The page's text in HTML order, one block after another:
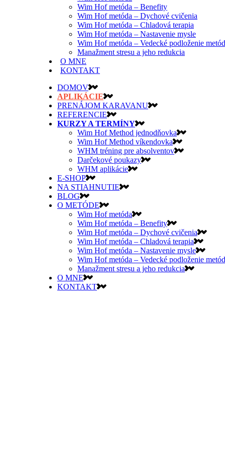
Wim Hof metóda – Benefity
Wim Hof metóda – Dychové cvičenia
Wim Hof metóda – Chladová terapia
Wim Hof metóda – Nastavenie mysle
Wim Hof metóda – Vedecké podloženie
Manažment stresu a jeho redukcia
O MNE
KONTAKT
DOMOV
APLIKÁCIE
PRENÁJOM KARAVANU
REFERENCIE
KURZY A TERMÍNY
Wim Hof Method jednodňovka
Wim Hof Method víkendovka
WHM tréning pre absolventov
Darčekové poukazy
WHM aplikácie
E-SHOP
NA STIAHNUTIE
BLOG
O METÓDE
Wim Hof metóda
Wim Hof metóda – Benefity
Wim Hof metóda – Dychové cvičenia
Wim Hof metóda – Chladová terapia
Wim Hof metóda – Nastavenie mysle
Wim Hof metóda – Vedecké podloženie
Manažment stresu a jeho redukcia
O MNE
KONTAKT